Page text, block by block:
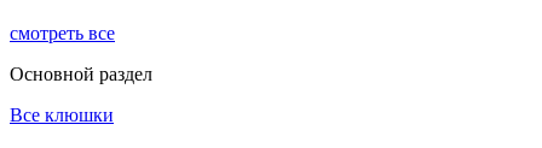
смотреть все
Основной раздел
Все клюшки